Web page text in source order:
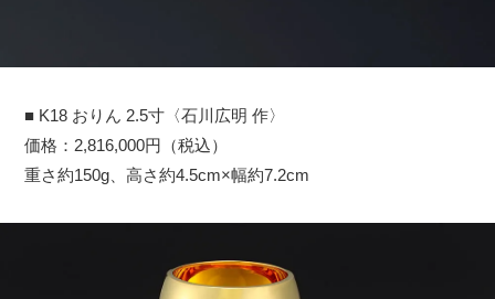
■ K18 おりん 2.5寸〈石川広明 作〉
価格：2,816,000円（税込）
重さ約150g、高さ約4.5cm×幅約7.2cm